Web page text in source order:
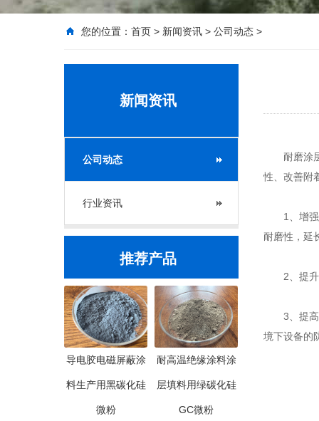
您的位置： 首页 > 新闻资讯 > 公司动态 >
新闻资讯
公司动态
行业资讯
推荐产品
导电胶电磁屏蔽涂
料生产用黑碳化硅
微粉
耐高温绝缘涂料涂
层填料用绿碳化硅
GC微粉
耐磨涂层
性、改善附
1、增强
耐磨性，延
2、提升耐
3、提高耐
境下设备的